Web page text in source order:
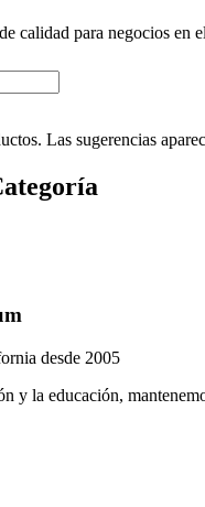
calidad para negocios en
Las sugerencias
desde 2005
y la educación,